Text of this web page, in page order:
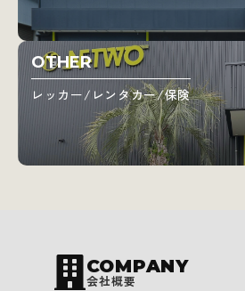
OTHER
レッカー/レンタカー/保険
COMPANY
会社概要